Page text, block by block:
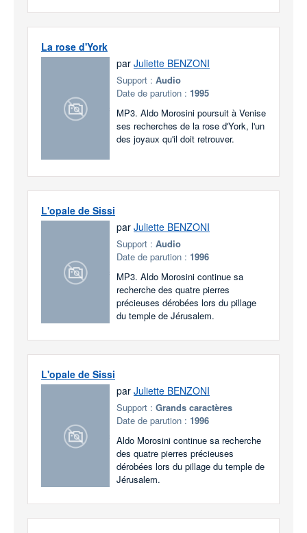
La rose d'York
par Juliette BENZONI
Support : Audio
Date de parution : 1995
MP3. Aldo Morosini poursuit à Venise
ses recherches de la rose d'York, l'un
des joyaux qu'il doit retrouver.
L'opale de Sissi
par Juliette BENZONI
Support : Audio
Date de parution : 1996
MP3. Aldo Morosini continue sa
recherche des quatre pierres
précieuses dérobées lors du pillage
du temple de Jérusalem.
L'opale de Sissi
par Juliette BENZONI
Support : Grands caractères
Date de parution : 1996
Aldo Morosini continue sa recherche
des quatre pierres précieuses
dérobées lors du pillage du temple de
Jérusalem.